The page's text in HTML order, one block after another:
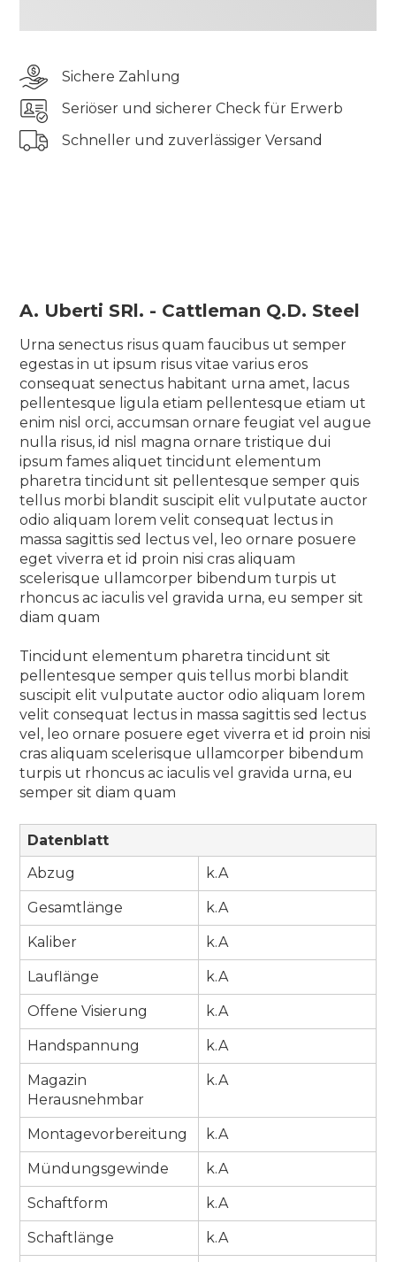
Sichere Zahlung
Seriöser und sicherer Check für Erwerb
Schneller und zuverlässiger Versand
scelerisque ullamcorper bibendum turpis ut
rhoncus ac iaculis vel gravida urna, eu semper sit
diam quam
Tincidunt elementum pharetra tincidunt sit
A. Uberti SRl. - Cattleman Q.D. Steel
Urna senectus risus quam faucibus ut semper
egestas in ut ipsum risus vitae varius eros
consequat senectus habitant urna amet, lacus
pellentesque ligula etiam pellentesque etiam ut
enim nisl orci, accumsan ornare feugiat vel augue
nulla risus, id nisl magna ornare tristique dui
ipsum fames aliquet tincidunt elementum
pharetra tincidunt sit pellentesque semper quis
tellus morbi blandit suscipit elit vulputate auctor
odio aliquam lorem velit consequat lectus in
massa sagittis sed lectus vel, leo ornare posuere
eget viverra et id proin nisi cras aliquam
scelerisque ullamcorper bibendum turpis ut
rhoncus ac iaculis vel gravida urna, eu semper sit
diam quam
Tincidunt elementum pharetra tincidunt sit
pellentesque semper quis tellus morbi blandit
suscipit elit vulputate auctor odio aliquam lorem
velit consequat lectus in massa sagittis sed lectus
vel, leo ornare posuere eget viverra et id proin nisi
cras aliquam scelerisque ullamcorper bibendum
turpis ut rhoncus ac iaculis vel gravida urna, eu
semper sit diam quam
Datenblatt
Abzug
k.A
Gesamtlänge k.A
Kaliber k.A
Lauflänge k.A
Offene Visierung k.A
Handspannung k.A
Magazin
Herausnehmbar
k.A
Montagevorbereitung k.A
Mündungsgewinde k.A
Schaftform k.A
Schaftlänge k.A